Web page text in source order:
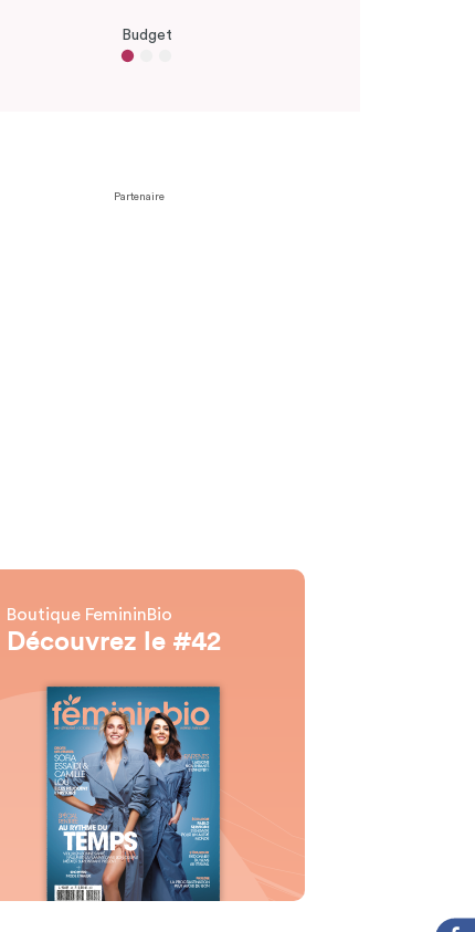
Budget
Partenaire
Boutique FemininBio
Découvrez le #42